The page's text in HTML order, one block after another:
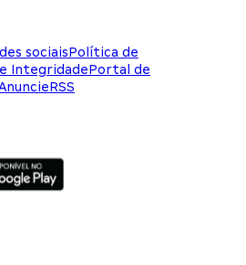
sociaisPolítica de
IntegridadePortal de
RSS